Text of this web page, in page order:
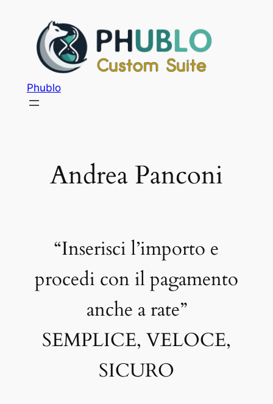
Phublo
Andrea Panconi
“Inserisci l’importo e
procedi con il pagamento
anche a rate”
SEMPLICE, VELOCE,
SICURO